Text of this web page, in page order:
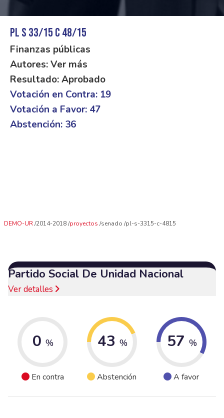
PL S 33/15 C 48/15
Finanzas públicas
Autores: Ver más
Resultado: Aprobado
Votación en Contra: 19
Votación a Favor: 47
Abstención: 36
DEMO-UR 2014-2018 proyectos senado pl-s-3315-c-4815
Partido Social De Unidad Nacional
Ver detalles
0 %
En contra
43 %
Abstención
57 %
A favor